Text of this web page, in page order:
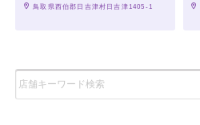
鳥取県西伯郡日吉津村日吉津1405-1